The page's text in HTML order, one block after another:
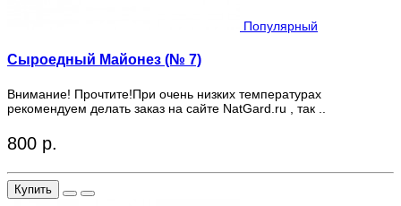
Популярный
Сыроедный Майонез (№ 7)
Внимание! Прочтите!При очень низких температурах
рекомендуем делать заказ на сайте NatGard.ru , так ..
800 р.
Купить